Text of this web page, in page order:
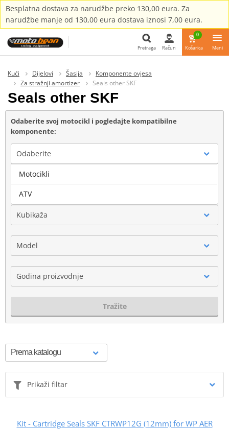
Besplatna dostava za narudžbe preko 130,00 eura. Za
narudžbe manje od 130,00 eura dostava iznosi 7,00 eura.
Pretraga Račun
0
Košarica Meni
Kući Dijelovi Šasija
Komponente ovjesa
Za stražnji amortizer
Seals other SKF
Seals other SKF
Odaberite svoj motocikl i pogledajte kompatibilne
komponente:
Odaberite
Marka
Kubikaža
Model
Godina proizvodnje
Tražite
Prikaži filtar
Kit - Cartridge Seals SKF CTRWP12G (12mm) for WP AER
Motocikli
ATV